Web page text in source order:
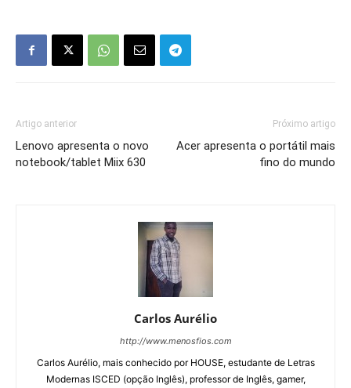
Artigo anterior
Lenovo apresenta o novo
notebook/tablet Miix 630
Próximo artigo
Acer apresenta o portátil mais
fino do mundo
Carlos Aurélio
http://www.menosfios.com
Carlos Aurélio, mais conhecido por HOUSE, estudante de Letras
Modernas ISCED (opção Inglês), professor de Inglês, gamer,